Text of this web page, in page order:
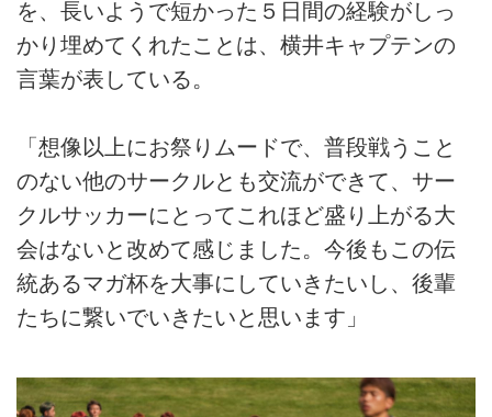
を、長いようで短かった５日間の経験がしっ
かり埋めてくれたことは、横井キャプテンの
言葉が表している。
「想像以上にお祭りムードで、普段戦うこと
のない他のサークルとも交流ができて、サー
クルサッカーにとってこれほど盛り上がる大
会はないと改めて感じました。今後もこの伝
統あるマガ杯を大事にしていきたいし、後輩
たちに繋いでいきたいと思います」